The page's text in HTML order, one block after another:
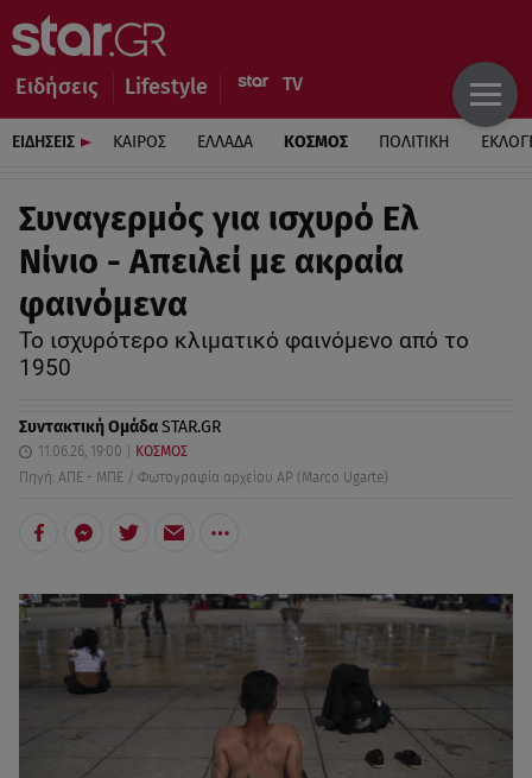
Ειδήσεις Lifestyle
ΕΙΔΗΣΕΙΣ ΚΑΙΡΟΣ ΕΛΛΑΔΑ ΚΟΣΜΟΣ ΠΟΛΙΤΙΚΗ
Συναγερμός για ισχυρό Ελ
Νίνιο - Απειλεί με ακραία
φαινόμενα
Το ισχυρότερο κλιματικό φαινόμενο από το
1950
Συντακτική ΟμάδαSTAR.GR
11.06.26, 19:00
ΚΟΣΜΟΣ
Πηγή: ΑΠΕ - ΜΠΕ / Φωτογραφία αρχείου AP (Marco Ugarte)